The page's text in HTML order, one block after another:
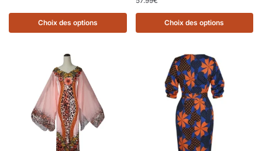
Choix des options Choix des options